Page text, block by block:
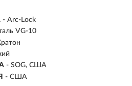
- Arc-Lock
VG-10
- SOG, США
- США